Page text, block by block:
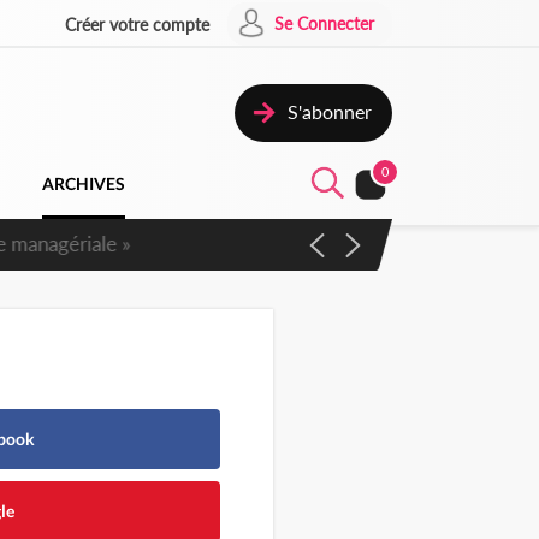
Créer votre compte Se Connecter
S'abonner
ARCHIVES
0
»